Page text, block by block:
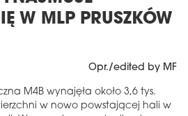
W MLP PRUSZKÓW
Opr./edited by MF
M4B wynajęła około 3,6 tys.
w nowo powstającej hali w